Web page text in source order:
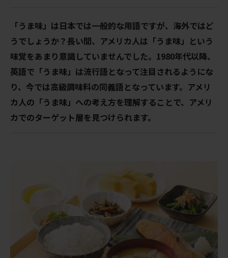
「うま味」は日本では一般的な用語ですが、海外ではど
うでしょうか？長い間、アメリカ人は「うま味」という
味覚をあまり意識していませんでした。1980年代以降、
英語で「うま味」は流行語となって注目されるようにな
り、今では高級調味料の同義語となっています。アメリ
カ人の「うま味」への考え方を理解することで、アメリ
カでのターゲット層を見つけられます。